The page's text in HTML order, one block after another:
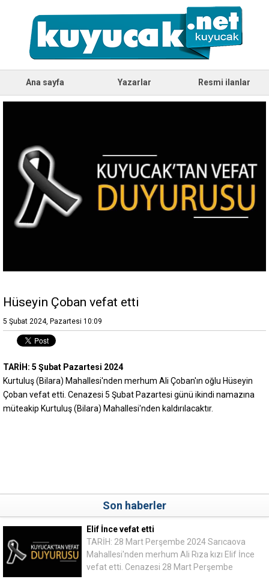
Ana sayfa Yazarlar Resmi ilanlar
Hüseyin Çoban vefat etti
5 Şubat 2024, Pazartesi 10:09
TARİH: 5 Şubat Pazartesi 2024
Kurtuluş (Bilara) Mahallesi'nden merhum Ali Çoban'ın oğlu Hüseyin
Çoban vefat etti. Cenazesi 5 Şubat Pazartesi günü ikindi namazına
müteakip Kurtuluş (Bilara) Mahallesi'nden kaldırılacaktır.
Son haberler
Elif İnce vefat etti
TARİH: 28 Mart Perşembe 2024 Sarıcaova
Mahallesi'nden merhum Ali Rıza kızı Elif İnce
vefat etti. Cenazesi 28 Mart Perşembe